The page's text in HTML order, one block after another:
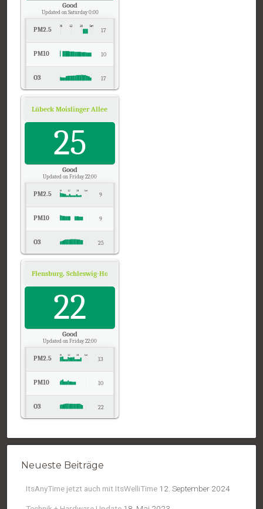
Good
Updated on Saturday 0:00
PM2.5 17
PM10 10
O3 17
Lübeck Moislinger Allee, Schleswig-Holstein
25
Good
Updated on Friday 22:00
PM2.5 9
PM10 9
O3 25
Pressure
Flensburg, Schleswig-Holstein
22
Good
Updated on Friday 22:00
PM2.5 13
PM10 10
O3 22
Neueste Beiträge
ItsAnyTime jetzt auch mit ItsWelliTime 12. September 2024